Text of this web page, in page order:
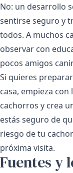
No: un desarrollo
sentirse seguro y
todos. A muchos
observar con
pocos amigos
Si quieres
casa, empieza con
cachorros y crea
estás seguro de
riesgo de tu
próxima visita.
Fuentes y